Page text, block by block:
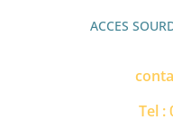
ACCES
Tel :